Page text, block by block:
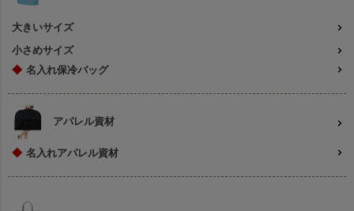
大きいサイズ
小さめサイズ
◆ 名入れ保冷バッグ
アパレル資材
◆ 名入れアパレル資材